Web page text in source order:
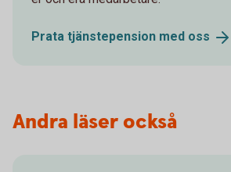
Prata tjänstepension med oss
Andra läser också